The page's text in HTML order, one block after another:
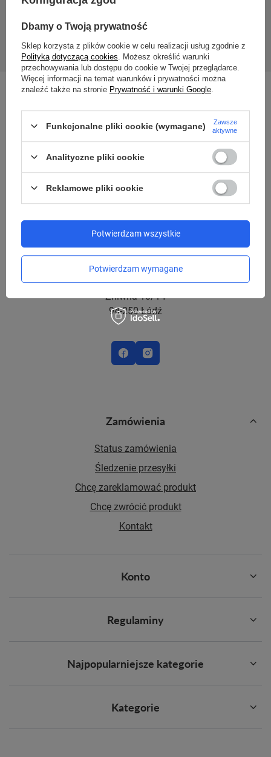
Zapisz się
Zamówienia
Status zamówienia
Śledzenie przesyłki
Chcę zareklamować produkt
Chcę zwrócić produkt
Kontakt
Konto
Regulaminy
515 100 008
sklep@niedajsieokrasc.pl
Red Bird Sp. z o.o.,
Żniwna 10/14
94-250 Łódź
Najpopularniejsze kategorie
Kategorie
Dbamy o Twoją prywatność
Sklep korzysta z plików cookie w celu realizacji usług zgodnie z
Polityką dotyczącą cookies . Możesz określić warunki
przechowywania lub dostępu do cookie w Twojej przeglądarce.
Więcej informacji na temat warunków i prywatności można
znaleźć także na stronie Prywatność i warunki Google
Funkcjonalne pliki cookie (wymagane)
Zawsze
aktywne
Analityczne pliki cookie
Reklamowe pliki cookie
Potwierdzam wymagane
Potwierdzam wszystkie